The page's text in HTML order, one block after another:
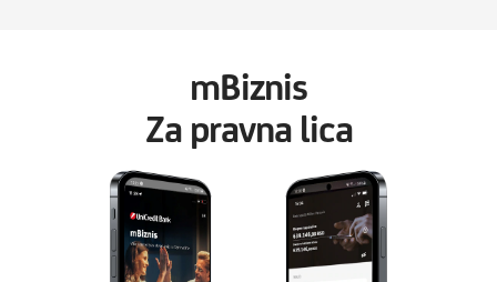
mBiznis
Za pravna lica